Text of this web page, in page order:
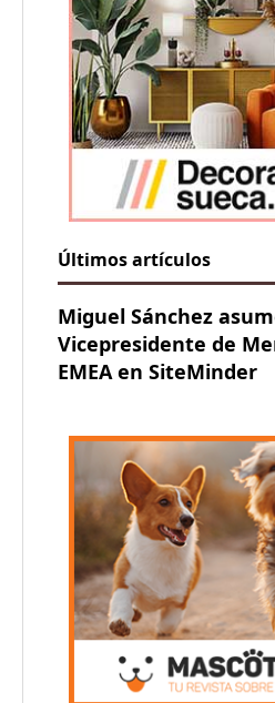
Últimos artículos
Miguel Sánchez
Vicepresidente de
EMEA en SiteMinder